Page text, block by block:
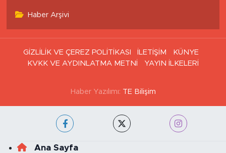
Haber Arşivi
GİZLİLİK VE ÇEREZ POLİTİKASI İLETİŞİM
KÜNYE
KVKK VE AYDINLATMA METNİ
YAYIN İLKELERİ
Haber Yazılımı: TE Bilişim
Ana Sayfa